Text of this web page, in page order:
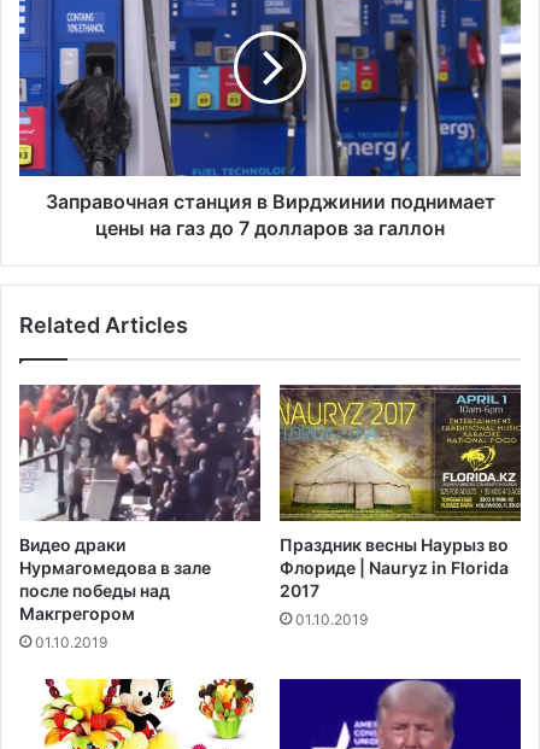
d
с
м
я
г
ч
а
р
б
а
н
и
я
м
а
с
к
м
п
р
а
в
о
ч
н
н
я
в
В
и
ж
и
н
и
Заправочная станция в Вирджинии поднимает
цены на газ до 7 долларов за галлон
Related Articles
Видео драки
Нурмагомедова в зале
после победы над
Макгрегором‍
01.10.2019
Праздник весны Наурыз во
Флориде | Nauryz in Florida
2017
01.10.2019